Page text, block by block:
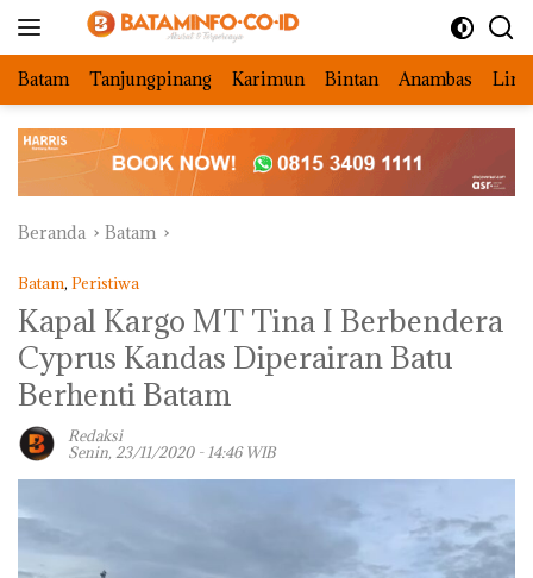
Batam Tanjungpinang Karimun Bintan Anambas
Beranda Batam
Batam, Peristiwa
Kapal Kargo MT Tina I Berbendera
Cyprus Kandas Diperairan Batu
Berhenti Batam
Redaksi
Senin, 23/11/2020 - 14:46 WIB